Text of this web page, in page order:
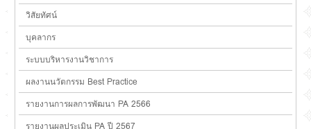
วิสัยทัศน์
บุคลากร
ระบบบริหารงานวิชาการ
ผลงานนวัตกรรม Best Practice
รายงานการผลการพัฒนา PA 2566
รายงานผลประเมิน PA ปี 2567